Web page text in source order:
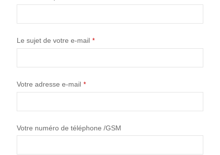
Le sujet de votre e-mail *
Votre adresse e-mail *
Votre numéro de téléphone /GSM